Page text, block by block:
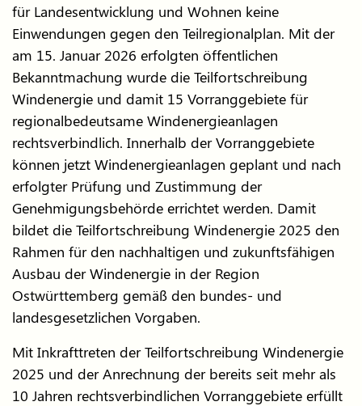
für Landesentwicklung und Wohnen keine
Einwendungen gegen den Teilregionalplan. Mit der
am 15. Januar 2026 erfolgten öffentlichen
Bekanntmachung wurde die Teilfortschreibung
Windenergie und damit 15 Vorranggebiete für
regionalbedeutsame Windenergieanlagen
rechtsverbindlich. Innerhalb der Vorranggebiete
können jetzt Windenergieanlagen geplant und nach
erfolgter Prüfung und Zustimmung der
Genehmigungsbehörde errichtet werden. Damit
bildet die Teilfortschreibung Windenergie 2025 den
Rahmen für den nachhaltigen und zukunftsfähigen
Ausbau der Windenergie in der Region
Ostwürttemberg gemäß den bundes- und
landesgesetzlichen Vorgaben.
Mit Inkrafttreten der Teilfortschreibung Windenergie
2025 und der Anrechnung der bereits seit mehr als
10 Jahren rechtsverbindlichen Vorranggebiete erfüllt